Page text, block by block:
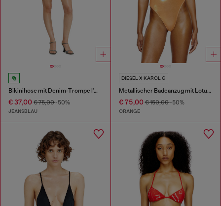
Bikinihose mit Denim-Trompe l'œil
€ 37,00 € 75,00-50%
JEANSBLAU
DIESEL X KAROL G
Metallischer Badeanzug mit Lotusdruck
€ 75,00€ 150,00-50%
ORANGE